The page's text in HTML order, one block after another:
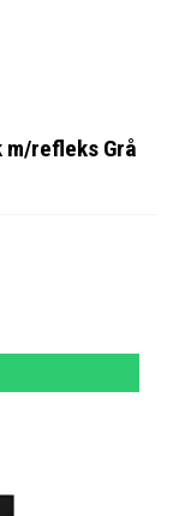
m/refleks Grå